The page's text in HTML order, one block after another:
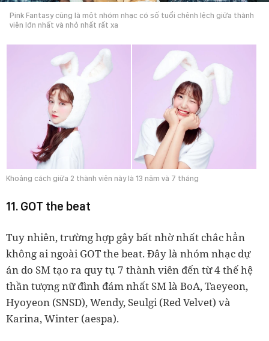
Pink Fantasy cũng là một nhóm nhạc có số tuổi chênh lệch giữa thành
viên lớn nhất và nhỏ nhất rất xa
Khoảng cách giữa 2 thành viên này là 13 năm và 7 tháng
11. GOT the beat
Tuy nhiên, trường hợp gây bất nhờ nhất chắc hẳn
không ai ngoài GOT the beat. Đây là nhóm nhạc dự
án do SM tạo ra quy tụ 7 thành viên đến từ 4 thế hệ
thần tượng nữ đình đám nhất SM là BoA, Taeyeon,
Hyoyeon (SNSD), Wendy, Seulgi (Red Velvet) và
Karina, Winter (aespa).